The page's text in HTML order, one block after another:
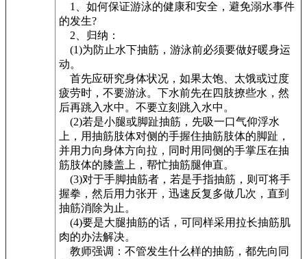
1、如何保证游泳的健康和安全，避免溺水事件
的发生?
2、归纳：
(1)为防止水下抽筋，游泳前必须要做好暖身运
动。
首先应研究身体状况，如果太饱、太饿或过度
疲劳时，不要游泳。下水前先在四肢撩些水，然
后再跳入水中。不要立刻跳入水中。
(2)若是小腿或脚趾抽筋，先吸一口气仰浮水
上，用抽筋肢体对侧的手握住抽筋肢体的脚趾，
并用力向身体方向拉，同时用同侧的手掌压在抽
筋肢体的膝盖上，帮忙抽筋腿伸直。
(3)对于手脚抽筋者，若是手指抽筋，则可将手
握拳，然后用力张开，迅速反复多做几次，直到
抽筋消除为止。
(4)要是大腿抽筋的话，可同样采用拉长抽筋肌
肉的办法解决。
教师强调：不管发生什么样的抽筋，都先向同